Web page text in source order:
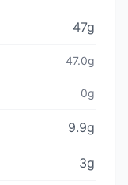
47g
47.0g
0g
9.9g
3g